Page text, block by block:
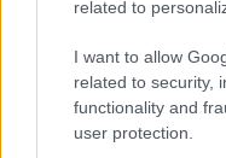
related to
I want to allow
related to security,
functionality and
user protection.
εξωτερικός
λαρυγγική μάσκα.
Εν συνεχεία
Νοσοκομείο